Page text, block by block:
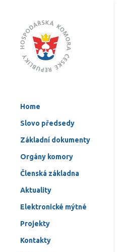
Home
Slovo předsedy
Základní dokumenty
Orgány komory
Členská základna
Aktuality
Elektronické mýtné
Projekty
Kontakty